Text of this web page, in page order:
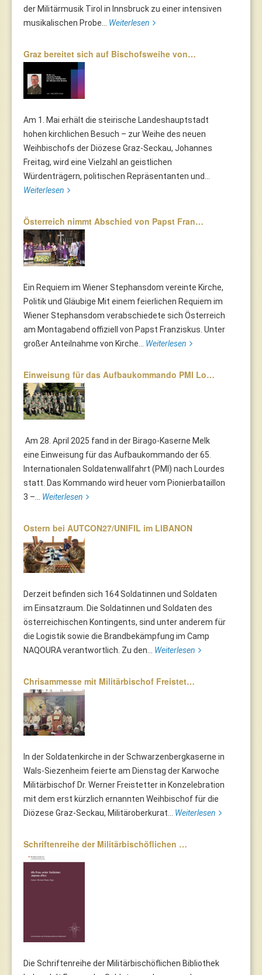
der Militärmusik Tirol in Innsbruck zu einer intensiven
musikalischen Probe... Weiterlesen
Graz bereitet sich auf Bischofsweihe von…
Am 1. Mai erhält die steirische Landeshauptstadt
hohen kirchlichen Besuch – zur Weihe des neuen
Weihbischofs der Diözese Graz-Seckau, Johannes
Freitag, wird eine Vielzahl an geistlichen
Würdenträgern, politischen Repräsentanten und...
Weiterlesen
Österreich nimmt Abschied von Papst Fran…
Ein Requiem im Wiener Stephansdom vereinte Kirche,
Politik und Gläubige Mit einem feierlichen Requiem im
Wiener Stephansdom verabschiedete sich Österreich
am Montagabend offiziell von Papst Franziskus. Unter
großer Anteilnahme von Kirche... Weiterlesen
Einweisung für das Aufbaukommando PMI Lo…
Am 28. April 2025 fand in der Birago-Kaserne Melk
eine Einweisung für das Aufbaukommando der 65.
Internationalen Soldatenwallfahrt (PMI) nach Lourdes
statt. Das Kommando wird heuer vom Pionierbataillon
3 –... Weiterlesen
Ostern bei AUTCON27/UNIFIL im LIBANON
Derzeit befinden sich 164 Soldatinnen und Soldaten
im Einsatzraum. Die Soldatinnen und Soldaten des
österreichischen Kontingents, sind unter anderem für
die Logistik sowie die Brandbekämpfung im Camp
NAQOURA verantwortlich. Zu den... Weiterlesen
Chrisammesse mit Militärbischof Freistet…
In der Soldatenkirche in der Schwarzenbergkaserne in
Wals-Siezenheim feierte am Dienstag der Karwoche
Militärbischof Dr. Werner Freistetter in Konzelebration
mit dem erst kürzlich ernannten Weihbischof für die
Diözese Graz-Seckau, Militäroberkurat... Weiterlesen
Schriftenreihe der Militärbischöflichen …
Die Schriftenreihe der Militärbischöflichen Bibliothek